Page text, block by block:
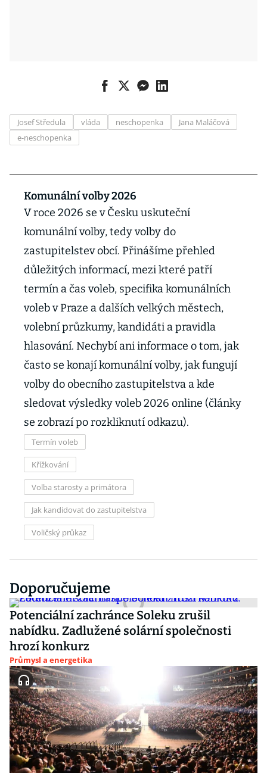
Josef Středula vláda neschopenka
Jana Maláčová
e-neschopenka
Komunální volby 2026
V roce 2026 se v Česku uskuteční
komunální volby, tedy volby do
zastupitelstev obcí. Přinášíme přehled
důležitých informací, mezi které patří
termín a čas voleb, specifika komunálních
voleb v Praze a dalších velkých městech,
volební průzkumy, kandidáti a pravidla
hlasování. Nechybí ani informace o tom, jak
často se konají komunální volby, jak fungují
volby do obecního zastupitelstva a kde
sledovat výsledky voleb 2026 online (články
se zobrazí po rozkliknutí odkazu).
Termín voleb
Křížkování
Volba starosty a primátora
Jak kandidovat do zastupitelstva
Voličský průkaz
Doporučujeme
Potenciální zachránce Soleku zrušil
nabídku. Zadlužené solární společnosti
hrozí konkurz
Průmysl a energetika